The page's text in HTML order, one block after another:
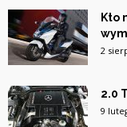
Kto
2
2.0
9